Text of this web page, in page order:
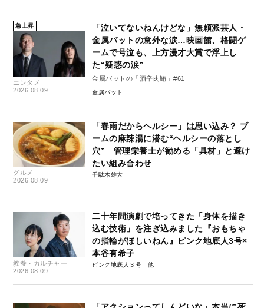
急上昇
エンタメ
2026.08.09
「泣いてないねんけどな」無頼派芸人・
金属バットの意外な涙…映画館、格闘ゲ
ームで号泣も、上方漫才大賞で浮上し
た“疑惑の涙”
金属バットの「酒辛肉鮪」#61
金属バット
グルメ
2026.08.09
「春雨だからヘルシー」は思い込み？ ブ
ームの麻辣湯に潜む“ヘルシーの落とし
穴” 管理栄養士が勧める「具材」と避け
たい組み合わせ
千駄木雄大
教養・カルチャー
2026.08.09
二十年間演劇で培ってきた「身体を描き
込む技術」を注ぎ込みました『おもちゃ
の指輪がほしいねん』ピンク地底人3号×
本谷有希子
ピンク地底人３号